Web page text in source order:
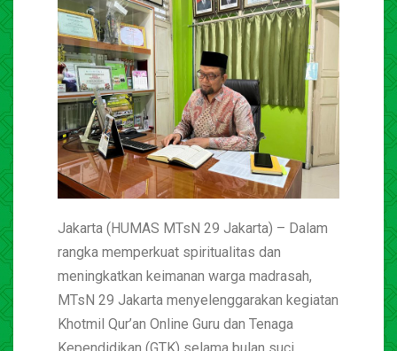
Jakarta (HUMAS MTsN 29 Jakarta) – Dalam
rangka memperkuat spiritualitas dan
meningkatkan keimanan warga madrasah,
MTsN 29 Jakarta menyelenggarakan kegiatan
Khotmil Qur’an Online Guru dan Tenaga